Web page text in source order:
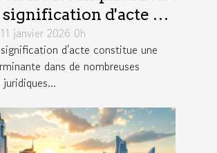
signification d'acte à
Paris
janvier 2026 0h
d'acte constitue une
dans de nombreuses